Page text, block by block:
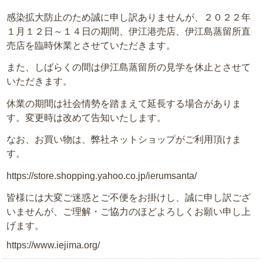
感染拡大防止のため誠に申し訳ありませんが、２０２２年
１月１２日～１４日の期間、伊江港売店、伊江島蒸留所直
売店を臨時休業とさせていただきます。
また、しばらくの間は伊江島蒸留所の見学を休止とさせて
いただきます。
休業の期間は社会情勢を踏まえて延長する場合がありま
す。変更時は改めて告知いたします。
なお、お買い物は、弊社ネットショップがご利用頂けま
す。
https://store.shopping.yahoo.co.jp/ierumsanta/
皆様には大変ご迷惑とご不便をお掛けし、誠に申し訳ござ
いませんが、ご理解・ご協力のほどよろしくお願い申し上
げます。
https://www.iejima.org/